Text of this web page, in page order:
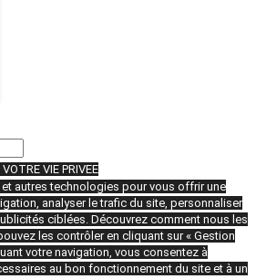
VIE PRIVEE
autres technologies pour vous offrir une
analyser le trafic du site, personnaliser
ciblées. Découvrez comment nous les
les contrôler en cliquant sur « Gestion
votre navigation, vous consentez à
au bon fonctionnement du site et à un